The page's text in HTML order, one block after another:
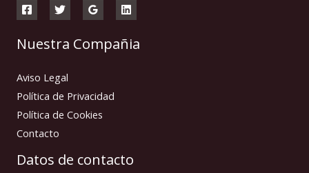
Nuestra Compañia
Aviso Legal
Política de Privacidad
Política de Cookies
Contacto
Datos de contacto